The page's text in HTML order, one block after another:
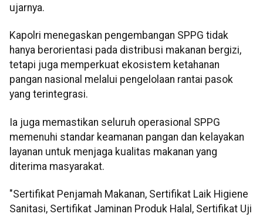
ujarnya.
Kapolri menegaskan pengembangan SPPG tidak
hanya berorientasi pada distribusi makanan bergizi,
tetapi juga memperkuat ekosistem ketahanan
pangan nasional melalui pengelolaan rantai pasok
yang terintegrasi.
Ia juga memastikan seluruh operasional SPPG
memenuhi standar keamanan pangan dan kelayakan
layanan untuk menjaga kualitas makanan yang
diterima masyarakat.
"Sertifikat Penjamah Makanan, Sertifikat Laik Higiene
Sanitasi, Sertifikat Jaminan Produk Halal, Sertifikat Uji